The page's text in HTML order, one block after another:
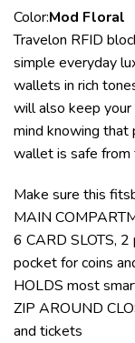
Color:Mod Floral
Travelon RFID
simple everyday
wallets in rich
will also keep
mind knowing that
wallet is safe from
Make sure this
MAIN
6 CARD SLOTS,
pocket for coins
HOLDS most
ZIP AROUND
and tickets